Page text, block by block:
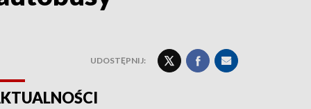
UDOSTĘPNIJ: